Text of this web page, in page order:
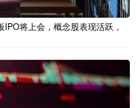
将上会，概念股表现活跃，